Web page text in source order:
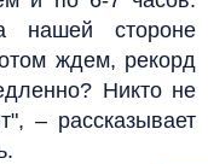
нашей стороне
ждем, рекорд
Никто не
– рассказывает